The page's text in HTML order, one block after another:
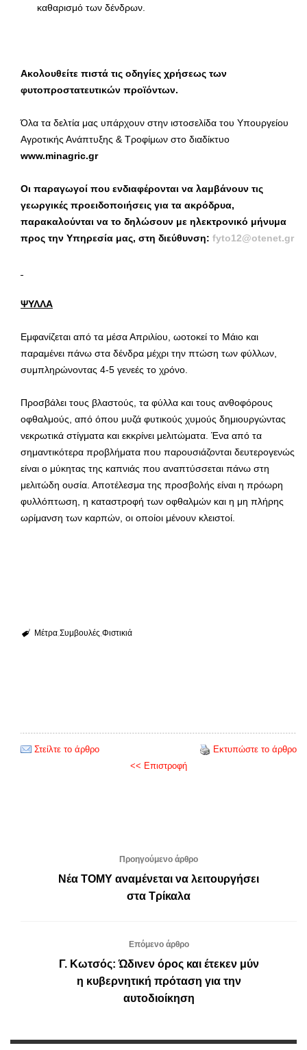
καθαρισμό των δένδρων.
Ακολουθείτε πιστά τις οδηγίες χρήσεως των
φυτοπροστατευτικών προϊόντων.
Όλα τα δελτία μας υπάρχουν στην ιστοσελίδα του Υπουργείου
Αγροτικής Ανάπτυξης & Τροφίμων στο διαδίκτυο
www.minagric.gr
Οι παραγωγοί που ενδιαφέρονται να λαμβάνουν τις
γεωργικές προειδοποιήσεις για τα ακρόδρυα,
παρακαλούνται να το δηλώσουν με ηλεκτρονικό μήνυμα
προς την Υπηρεσία μας, στη διεύθυνση: fyto12@otenet.gr
ΨΥΛΛΑ
Εμφανίζεται από τα μέσα Απριλίου, ωοτοκεί το Μάιο και
παραμένει πάνω στα δένδρα μέχρι την πτώση των φύλλων,
συμπληρώνοντας 4-5 γενεές το χρόνο.
Προσβάλει τους βλαστούς, τα φύλλα και τους ανθοφόρους
οφθαλμούς, από όπου μυζά φυτικούς χυμούς δημιουργώντας
νεκρωτικά στίγματα και εκκρίνει μελιτώματα. Ένα από τα
σημαντικότερα προβλήματα που παρουσιάζονται δευτερογενώς
είναι ο μύκητας της καπνιάς που αναπτύσσεται πάνω στη
μελιτώδη ουσία. Αποτέλεσμα της προσβολής είναι η πρόωρη
φυλλόπτωση, η καταστροφή των οφθαλμών και η μη πλήρης
ωρίμανση των καρπών, οι οποίοι μένουν κλειστοί.
Μέτρα Συμβουλές Φιστικιά
Στείλτε το άρθρο
Εκτυπώστε το άρθρο
<< Επιστροφή
Προηγούμενο άρθρο
Νέα ΤΟΜΥ αναμένεται να λειτουργήσει
στα Τρίκαλα
Επόμενο άρθρο
Γ. Κωτσός: Ώδινεν όρος και έτεκεν μύν
η κυβερνητική πρόταση για την
αυτοδιοίκηση